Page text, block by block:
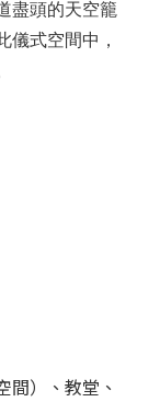
盡頭的天空籠
儀式空間中，
間）、教堂、